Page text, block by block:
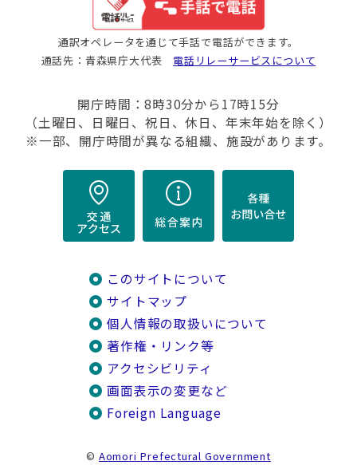
通訳オペレータを通じて手話で電話ができます。
通話先：青森県庁大代表 電話リレーサービスについて
開庁時間：8時30分から17時15分
（土曜日、日曜日、祝日、休日、年末年始を除く）
※一部、開庁時間が異なる組織、施設があります。
このサイトについて
サイトマップ
個人情報の取扱いについて
著作権・リンク等
アクセシビリティ
画面表示の変更など
Foreign Language
© Aomori Prefectural Government